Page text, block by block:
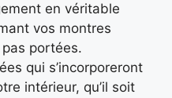
en véritable
vos montres
pas portées.
qui s’incorporeront
intérieur, qu’il soit